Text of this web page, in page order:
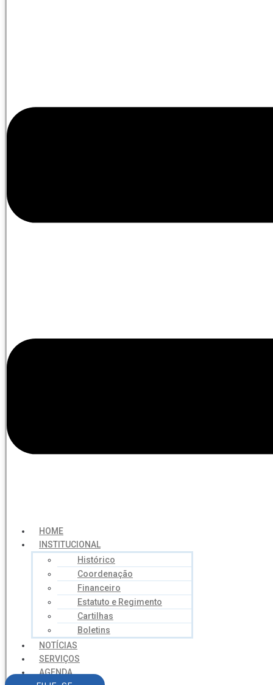
HOME
INSTITUCIONAL
Histórico
Coordenação
Financeiro
Estatuto e Regimento
Cartilhas
Boletins
NOTÍCIAS
SERVIÇOS
AGENDA